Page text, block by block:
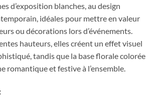
d’exposition blanches, au design
idéales pour mettre en valeur
ou décorations lors d’événements.
hauteurs, elles créent un effet visuel
tandis que la base florale colorée
romantique et festive à l’ensemble.